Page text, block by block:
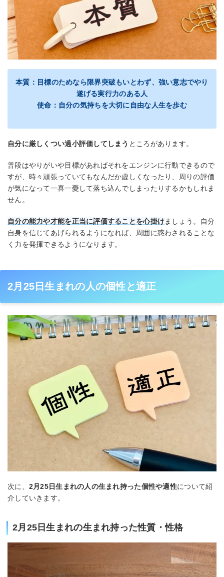
本質：目標のためなら限界突破もいとわず、強い意志でやり
遂げる実行力のある人
使命：自分の気持ちを大切に自由な人生を歩む
自分に厳しくつい過小評価してしまう ところがあります。
普段はやりがいや目標があればそれをエンジンに行動できるので
すが、時々頑張っていてもなんだか虚しくなったり、周りの評価
が気になって一喜一憂して落ち込んでしまったりするかもしれま
せん。
自分の能力や才能を正当に評価することを心掛けましょう。自分
自身を信じてあげられるようになれば、周囲に惑わされることな
く力を発揮できるようになります。
2月25日生まれの人の個性と適正
次に、 2月25日生まれの人の生まれ持った個性や適性について紹
介していきます。
2月25日生まれの生まれ持った性質・性格